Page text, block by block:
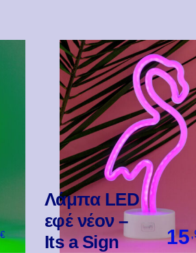
€
Λάμπα LED
εφέ νέον –
Its a Sign
15